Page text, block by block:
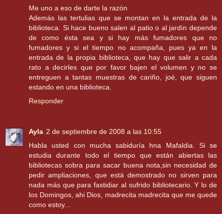
Me uno a eso de darte la razón
Además las tertulias que se montan en la entrada de la
biblioteca. Si hace bueno salen al patio o al jardín depende
de como ésta sea y si hay más fumadores que no
fumadores y si el tiempo no acompaña, pues ya en la
entrada de la propia biblioteca, que hay que salir a cada
rato a decirles que por favor bajen el volumen y no se
entreguen a tantas muestras de cariño, joé, que siguen
estando en una biblioteca.
Responder
Ayla 2 de septiembre de 2008 a las 10:55
Habla usted con mucha sabiduría hna Mafaldia. Si se
estudia durante todo el tiempo que están abiertas las
bibliotecas sobra para sacar buena nota,sin necesidad de
pedir ampliaciones, que está demostrado no sirven para
nada más que para fastidiar al sufrido bibliotecario. Y lo de
los Domingos, ahi Dios, madrecita madrecita que me quede
como estoy...